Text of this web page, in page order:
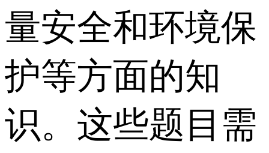
量安全和环境保
护等方面的知
识。这些题目需